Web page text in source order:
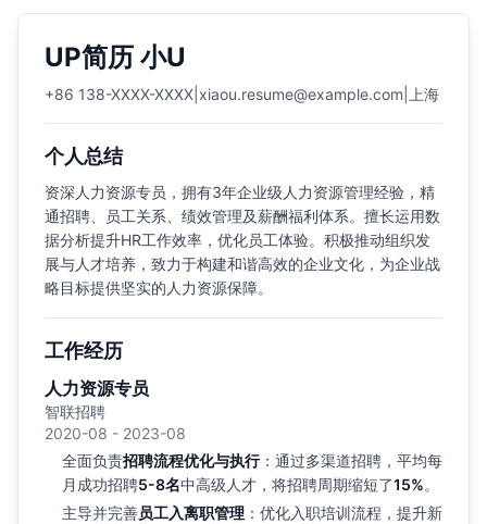
UP简历 小U
+86 138-XXXX-XXXX xiaou.resume@example.com 上海
个人总结
资深人力资源专员，拥有3年企业级人力资源管理经验，精
通招聘、员工关系、绩效管理及薪酬福利体系。擅长运用数
据分析提升HR工作效率，优化员工体验。积极推动组织发
展与人才培养，致力于构建和谐高效的企业文化，为企业战
略目标提供坚实的人力资源保障。
工作经历
人力资源专员
智联招聘
2020-08 - 2023-08
全面负责招聘流程优化与执行：通过多渠道招聘，平均每
月成功招聘5-8名中高级人才，将招聘周期缩短了15%。
主导并完善员工入离职管理 ：优化入职培训流程，提升新